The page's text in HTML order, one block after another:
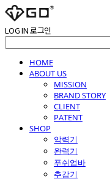
LOG IN로그인
HOME
ABOUT US
MISSION
BRAND STORY
CLIENT
PATENT
SHOP
악력기
완력기
푸쉬업바
추감기